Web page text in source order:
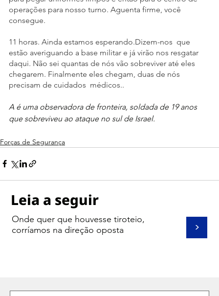
Leia a seguir
>
Onde quer que houvesse tiroteio,
corríamos na direção oposta
operações para nosso turno. Aguenta firme, você
consegue.
11 horas. Ainda estamos esperando.Dizem-nos  que
estão averiguando a base militar e já virão nos resgatar
daqui. Não sei quantas de nós vão sobreviver até eles
chegarem. Finalmente eles chegam, duas de nós
precisam de cuidados  médicos..
A é uma observadora de fronteira, soldada de 19 anos
que sobreviveu ao ataque no sul de Israel.
Forças de Segurança